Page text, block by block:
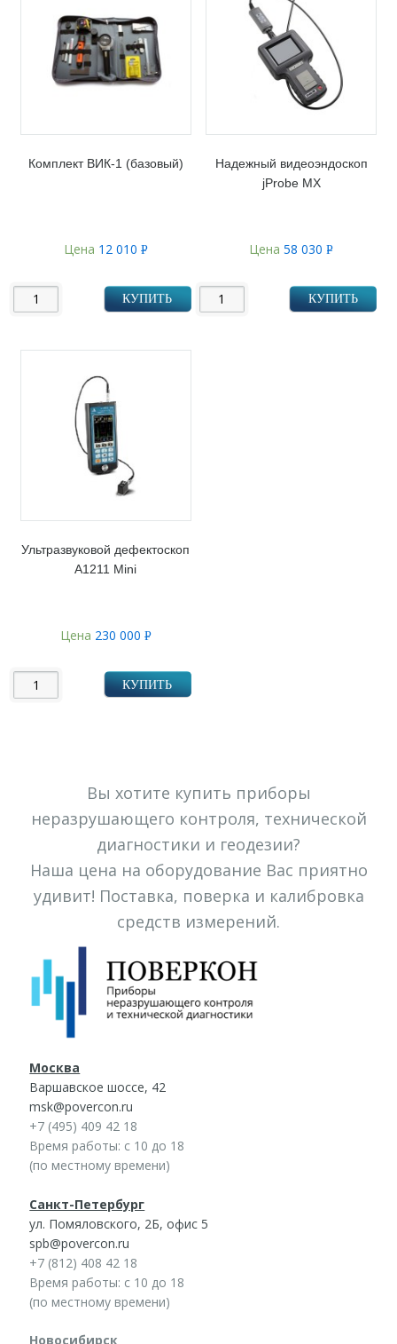
Комплект ВИК-1 (базовый)
Цена 12 010 Р
КУПИТЬ
Надежный видеоэндоскоп
jProbe MX
Цена58 030Р
КУПИТЬ
Ультразвуковой дефектоскоп
А1211 Mini
Цена 230 000 Р
КУПИТЬ
Вы хотите купить приборы
неразрушающего контроля, технической
диагностики и геодезии?
Наша цена на оборудование Вас приятно
удивит! Поставка, поверка и калибровка
средств измерений.
Москва
Варшавское шоссе, 42
msk@povercon.ru
+7 (495) 409 42 18
Время работы: с 10 до 18
(по местному времени)
Санкт-Петербург
ул. Помяловского, 2Б, офис 5
spb@povercon.ru
+7 (812) 408 42 18
Время работы: с 10 до 18
(по местному времени)
Новосибирск